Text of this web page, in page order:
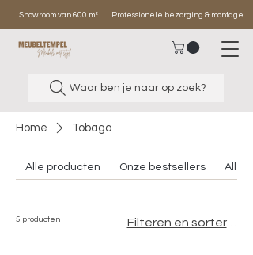
Showroom van 600 m² Professionele bezorging & montage
Waar ben je naar op zoek?
Home Tobago
Alle producten Onze bestsellers Alle
5 producten Filteren en sorteren